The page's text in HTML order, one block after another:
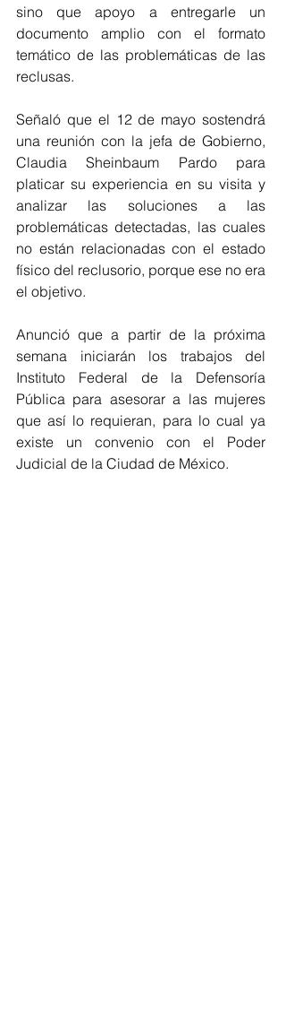
sino que apoyo a entregarle un
documento amplio con el formato
temático de las problemáticas de las
reclusas.
Señaló que el 12 de mayo sostendrá
una reunión con la jefa de Gobierno,
Claudia Sheinbaum Pardo para
platicar su experiencia en su visita y
analizar las soluciones a las
problemáticas detectadas, las cuales
no están relacionadas con el estado
físico del reclusorio, porque ese no era
el objetivo.
Anunció que a partir de la próxima
semana iniciarán los trabajos del
Instituto Federal de la Defensoría
Pública para asesorar a las mujeres
que así lo requieran, para lo cual ya
existe un convenio con el Poder
Judicial de la Ciudad de México.